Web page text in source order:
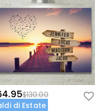
$130.00
di Estate